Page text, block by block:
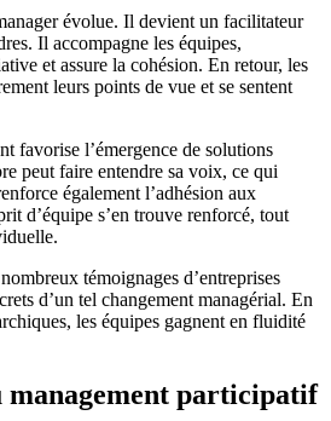
évolue. Il devient un facilitateur
Il accompagne les équipes,
et assure la cohésion. En retour, les
leurs points de vue et se sentent
favorise l’émergence de solutions
peut faire entendre sa voix, ce qui
également l’adhésion aux
d’équipe s’en trouve renforcé, tout
témoignages d’entreprises
d’un tel changement managérial. En
les équipes gagnent en fluidité
management participatif